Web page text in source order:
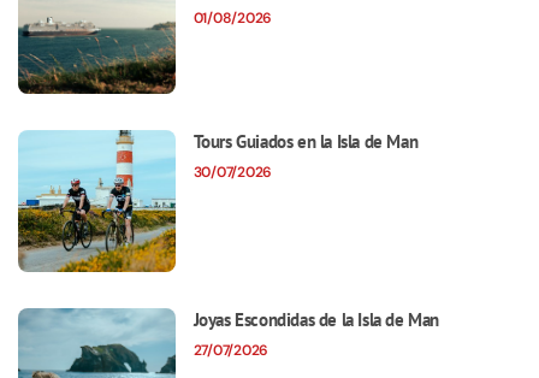
01/08/2026
Tours Guiados en la Isla de Man
30/07/2026
Joyas Escondidas de la Isla de Man
27/07/2026